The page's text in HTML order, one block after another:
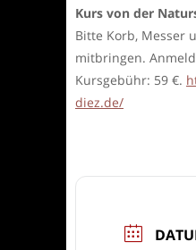
Kurs von der
Bitte Korb, Messer
mitbringen.
Kursgebühr: 59 €.
diez.de/